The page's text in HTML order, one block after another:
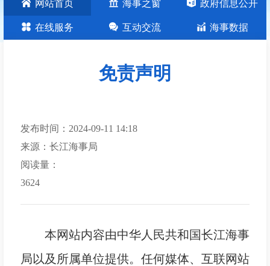
交通安全生产
网站首页 海事之窗 政府信息公开
在线服务 互动交流 海事数据
免责声明
发布时间：2024-09-11 14:18
来源：长江海事局
阅读量：
3624
本网站内容由中华人民共和国长江海事
局以及所属单位提供。任何媒体、互联网站